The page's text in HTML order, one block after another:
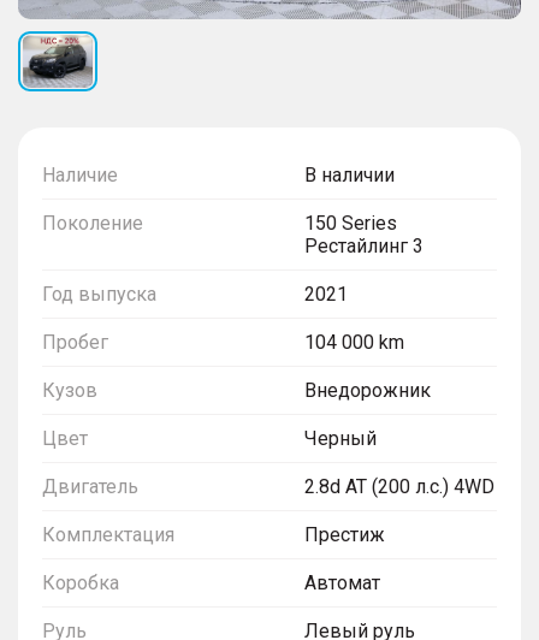
Наличие В наличии
Поколение
150 Series
Рестайлинг 3
Год выпуска 2021
Пробег 104 000 km
Кузов Внедорожник
Цвет Черный
Двигатель 2.8d AT (200 л.с.) 4WD
Комплектация Престиж
Коробка Автомат
Руль Левый руль